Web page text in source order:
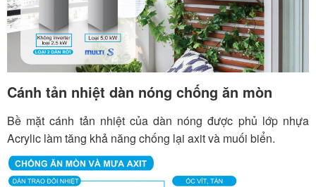
Cánh tản nhiệt dàn nóng chống ăn mòn
Bề mặt cánh tản nhiệt của dàn nóng được phủ lớp nhựa
Acrylic làm tăng khả năng chống lại axit và muối biển.